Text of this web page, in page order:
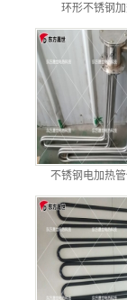
环形不锈钢
不锈钢电加热